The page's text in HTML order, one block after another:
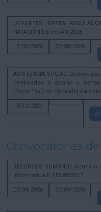
DEPORTES. BASES
NATACIÓN DE VERÁN 2026
17/06/2026
27/08/2026
ASISTENCIA SOCIAL.
destinadas a apoiar o
(Bono-Taxi) do Concello da
18/12/2024
Convocatorias
RECURSOS HUMANOS
Informatica B SEL2025013
07/08/2026
30/09/2026